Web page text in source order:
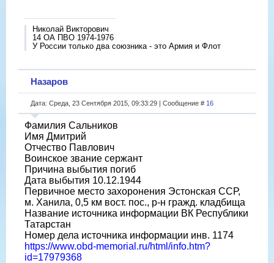
Николай Викторович
14 ОА ПВО 1974-1976
У России только два союзника - это Армия и Флот
Назаров
Дата: Среда, 23 Сентября 2015, 09:33:29 | Сообщение # 16
Фамилия Сальников
Имя Дмитрий
Отчество Павлович
Воинское звание сержант
Причина выбытия погиб
Дата выбытия 10.12.1944
Первичное место захоронения Эстонская ССР,
м. Ханила, 0,5 км вост. пос., р-н гражд. кладбища
Название источника информации ВК Республики
Татарстан
Номер дела источника информации инв. 1174
https://www.obd-memorial.ru/html/info.htm?
id=17979368